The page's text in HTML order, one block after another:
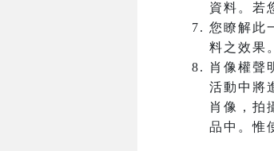
資料。若
您瞭解此
料之效果。
肖像權聲
活動中將
肖像，拍
品中。惟